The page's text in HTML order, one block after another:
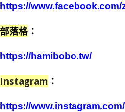
https://www.facebook.com/
部落格 ：
https://hamibobo.tw/
Instagram ：
https://